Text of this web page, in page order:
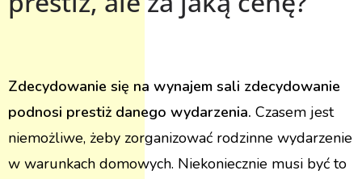
Zdecydowanie się na wynajem sali zdecydowanie
podnosi prestiż danego wydarzenia. Czasem jest
niemożliwe, żeby zorganizować rodzinne wydarzenie
w warunkach domowych. Niekoniecznie musi być to